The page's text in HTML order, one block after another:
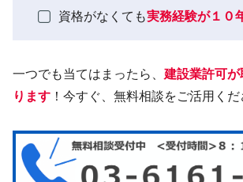
資格がなくても実務経験が１０
一つでも当てはまったら、 建設業許可
ります ！今すぐ、無料相談をご活用くだ